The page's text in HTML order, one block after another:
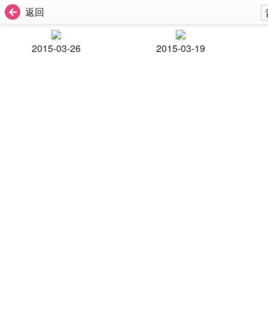
返回
2015-03-26 2015-03-19